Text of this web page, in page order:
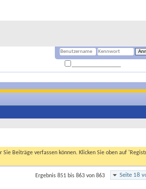
Sie Beiträge verfassen können. Klicken Sie oben auf
Seite 18
Ergebnis 851 bis 863 von 863